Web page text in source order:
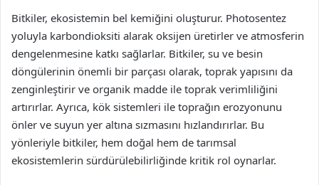
Bitkiler, ekosistemin bel kemiğini oluşturur. Photosentez
yoluyla karbondioksiti alarak oksijen üretirler ve atmosferin
dengelenmesine katkı sağlarlar. Bitkiler, su ve besin
döngülerinin önemli bir parçası olarak, toprak yapısını da
zenginleştirir ve organik madde ile toprak verimliliğini
artırırlar. Ayrıca, kök sistemleri ile toprağın erozyonunu
önler ve suyun yer altına sızmasını hızlandırırlar. Bu
yönleriyle bitkiler, hem doğal hem de tarımsal
ekosistemlerin sürdürülebilirliğinde kritik rol oynarlar.